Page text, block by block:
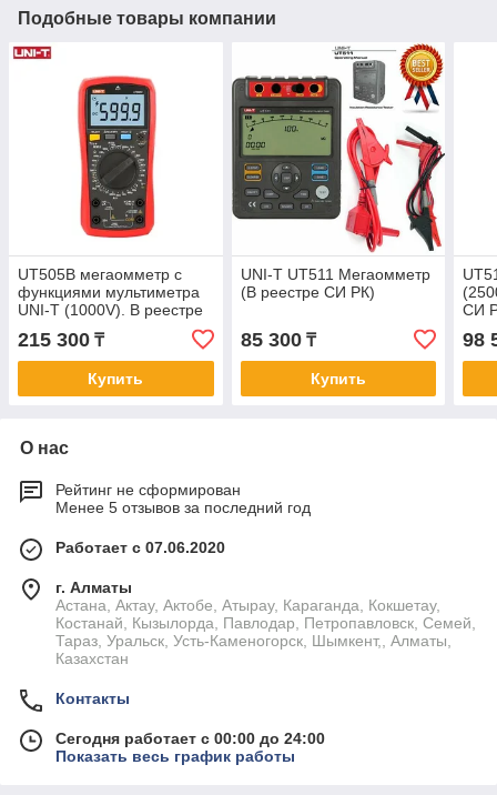
Подобные товары компании
UT505B мегаомметр с
функциями мультиметра
UNI-T (1000V). В реестре
215 300 ₸
Купить
UNI-T UT511 Мегаомметр
(В реестре СИ РК)
85 300₸
Купить
СИ
98
О нас
Рейтинг не сформирован
Менее 5 отзывов за последний год
Работает с 07.06.2020
г. Алматы
Астана, Актау, Актобе, Атырау, Караганда, Кокшетау,
Костанай, Кызылорда, Павлодар, Петропавловск, Семей,
Тараз, Уральск, Усть-Каменогорск, Шымкент,, Алматы,
Казахстан
Контакты
Сегодня работает с 00:00 до 24:00
Показать весь график работы